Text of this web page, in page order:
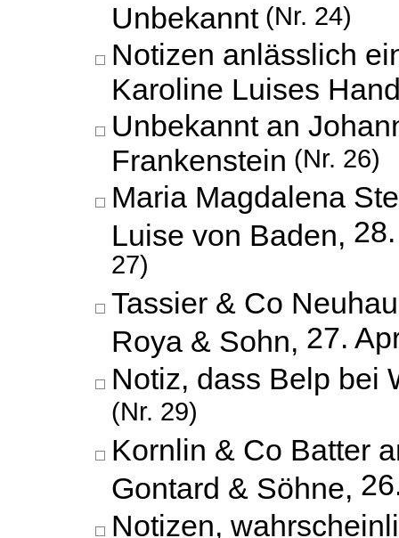
Unbekannt (Nr. 24)
Notizen anlässlich
Karoline Luises
Unbekannt an
Frankenstein (Nr. 26)
Maria Magdalena
Luise von Baden,
27)
Tassier & Co
Roya & Sohn, 27.
Notiz, dass Belp bei
(Nr. 29)
Kornlin & Co Batter
Gontard & Söhne,
Notizen,